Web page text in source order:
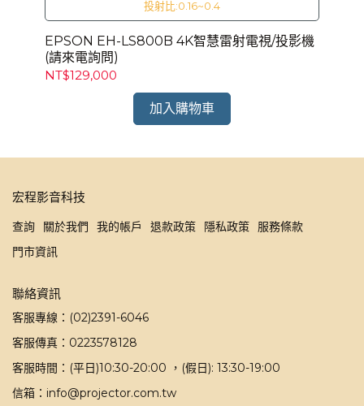
投射比:0.16~0.4
EPSON EH-LS800B 4K智慧雷射電視/投影機
(請來電詢問)
NT$129,000
加入購物車
宏程影音科技
查詢 關於我們 我的帳戶 退款政策 隱私政策
服務條款
門市資訊
聯絡資訊
客服專線：(02)2391-6046
客服傳真：0223578128
客服時間：(平日)10:30-20:00 ，(假日): 13:30-19:00
信箱：info@projector.com.tw